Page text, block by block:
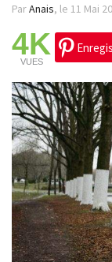
ParAnais, le 11 Mai
4K
VUES